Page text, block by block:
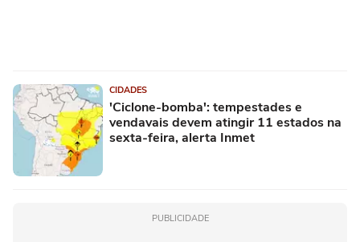
CIDADES
'Ciclone-bomba': tempestades e
vendavais devem atingir 11 estados na
sexta-feira, alerta Inmet
PUBLICIDADE